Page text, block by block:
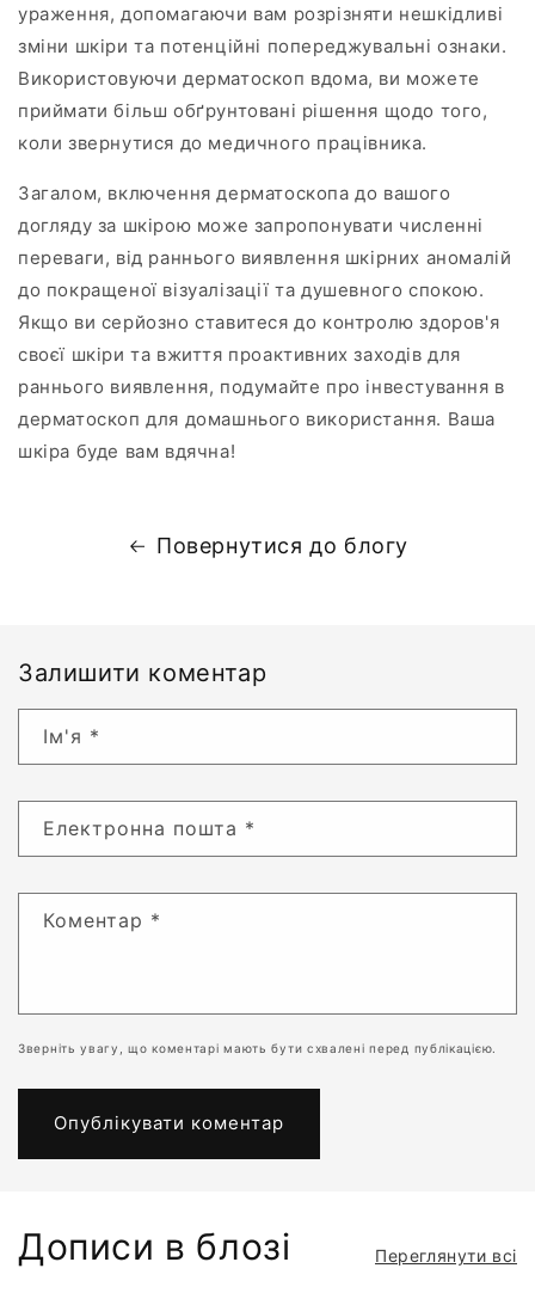
ураження, допомагаючи вам розрізняти нешкідливі
зміни шкіри та потенційні попереджувальні ознаки.
Використовуючи дерматоскоп вдома, ви можете
приймати більш обґрунтовані рішення щодо того,
коли звернутися до медичного працівника.
Загалом, включення дерматоскопа до вашого
догляду за шкірою може запропонувати численні
переваги, від раннього виявлення шкірних аномалій
до покращеної візуалізації та душевного спокою.
Якщо ви серйозно ставитеся до контролю здоров'я
своєї шкіри та вжиття проактивних заходів для
раннього виявлення, подумайте про інвестування в
дерматоскоп для домашнього використання. Ваша
шкіра буде вам вдячна!
Повернутися до блогу
Залишити коментар
Ім'я *
Електронна пошта *
Коментар *
Зверніть увагу, що коментарі мають бути схвалені перед публікацією.
Дописи в блозі Переглянути всі